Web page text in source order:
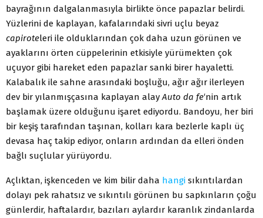
bayrağının dalgalanmasıyla birlikte önce papazlar belirdi.
Yüzlerini de kaplayan, kafalarındaki sivri uçlu beyaz
capiroteleri ile olduklarından çok daha uzun görünen ve
ayaklarını örten cüppelerinin etkisiyle yürümekten çok
uçuyor gibi hareket eden papazlar sanki birer hayaletti.
Kalabalık ile sahne arasındaki boşluğu, ağır ağır ilerleyen
dev bir yılanmışçasına kaplayan alay Auto da fe‘nin artık
başlamak üzere olduğunu işaret ediyordu. Bandoyu, her biri
bir keşiş tarafından taşınan, kolları kara bezlerle kaplı üç
devasa haç takip ediyor, onların ardından da elleri önden
bağlı suçlular yürüyordu.
Açlıktan, işkenceden ve kim bilir daha hangi sıkıntılardan
dolayı pek rahatsız ve sıkıntılı görünen bu sapkınların çoğu
günlerdir, haftalardır, bazıları aylardır karanlık zindanlarda